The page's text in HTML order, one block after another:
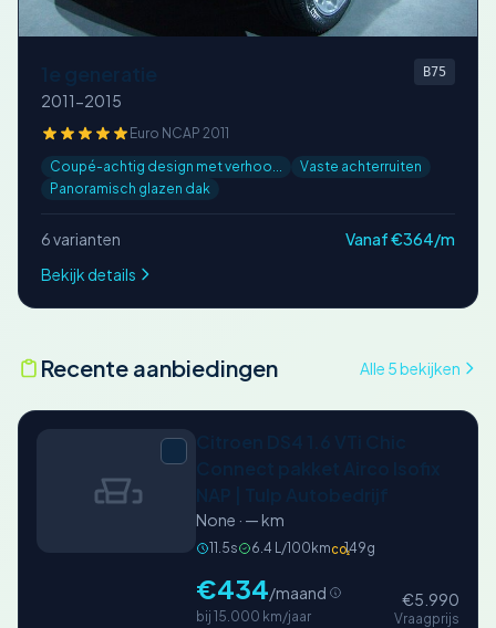
2011-2015
B75
Euro NCAP 2011
Coupé-achtig design met verhoo...
Vaste achterruiten
Panoramisch glazen dak
6 varianten
Vanaf €364/m
Bekijk details
Recente aanbiedingen Alle 5 bekijken
None · — km
11.5s 6.4 L/100kmCO₂149g
€434/maand
bij 15.000 km/jaar
€5.990
Vraagprijs